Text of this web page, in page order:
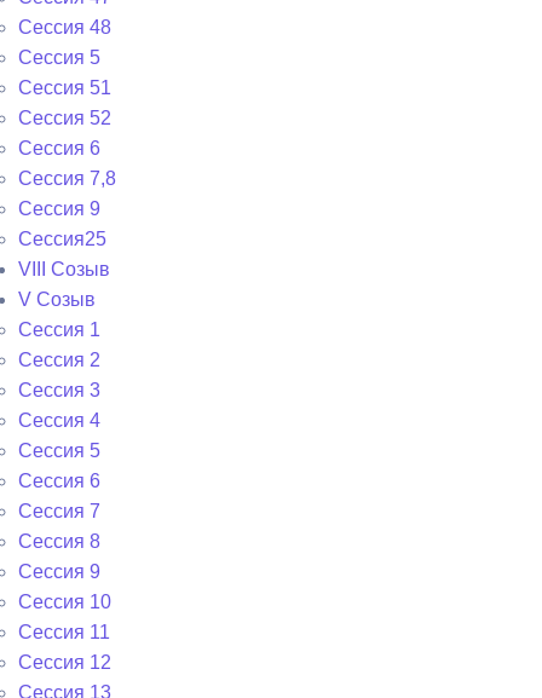
Сессия 48
Сессия 5
Сессия 51
Сессия 52
Сессия 6
Сессия 7,8
Сессия 9
Сессия25
VIII Созыв
V Созыв
Сессия 1
Сессия 2
Сессия 3
Сессия 4
Сессия 5
Сессия 6
Сессия 7
Сессия 8
Сессия 9
Сессия 10
Сессия 11
Сессия 12
Сессия 13